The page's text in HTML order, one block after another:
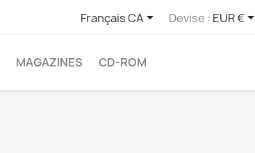
Français CA Devise : EUR €
MAGAZINES CD-ROM